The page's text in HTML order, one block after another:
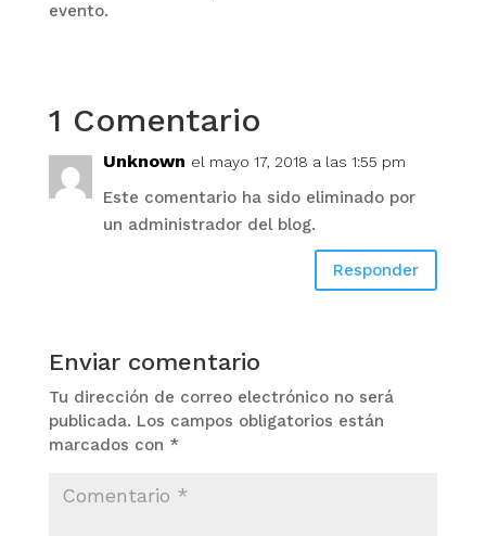
evento.
1 Comentario
Unknown el mayo 17, 2018 a las 1:55 pm
Este comentario ha sido eliminado por
un administrador del blog.
Responder
Enviar comentario
Tu dirección de correo electrónico no será
publicada. Los campos obligatorios están
marcados con *